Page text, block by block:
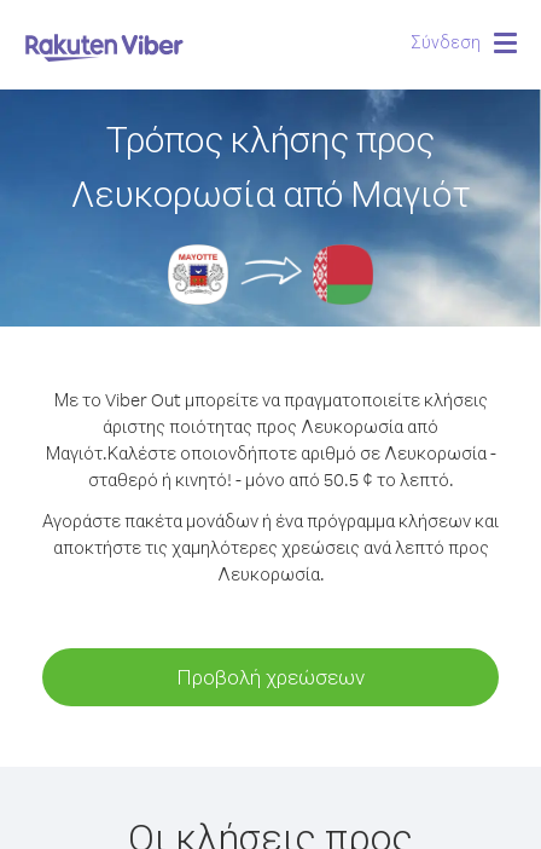
Σύνδεση
Τρόπος κλήσης προς
Λευκορωσία από Μαγιότ
Με το Viber Out μπορείτε να πραγματοποιείτε κλήσεις
άριστης ποιότητας προς Λευκορωσία από
Μαγιότ.Καλέστε οποιονδήποτε αριθμό σε Λευκορωσία -
σταθερό ή κινητό! - μόνο από 50.5 ¢ το λεπτό.
Αγοράστε πακέτα μονάδων ή ένα πρόγραμμα κλήσεων και
αποκτήστε τις χαμηλότερες χρεώσεις ανά λεπτό προς
Λευκορωσία.
Προβολή χρεώσεων
Οι κλήσεις προς